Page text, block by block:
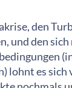
den
und den
lohnt es